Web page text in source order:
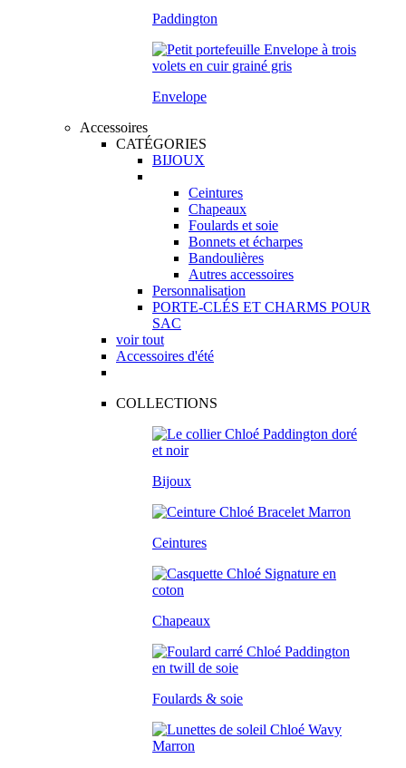
Paddington
Envelope
Accessoires
CATÉGORIES
BIJOUX
Ceintures
Chapeaux
Foulards et soie
Bonnets et écharpes
Bandoulières
Autres accessoires
Personnalisation
PORTE-CLÉS ET CHARMS POUR
SAC
voir tout
Accessoires d'été
COLLECTIONS
Bijoux
Ceintures
Chapeaux
Foulards & soie